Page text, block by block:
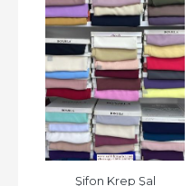
Şifon Krep Şal